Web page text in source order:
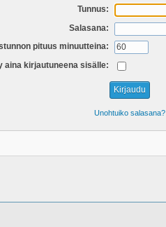
Tunnus:
Salasana:
pituus minuutteina:
aina kirjautuneena sisälle:
Unohtuiko salasana?